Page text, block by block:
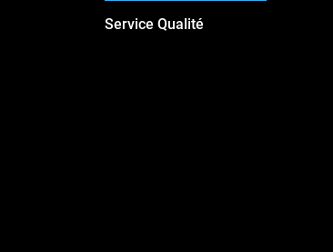
Service Qualité